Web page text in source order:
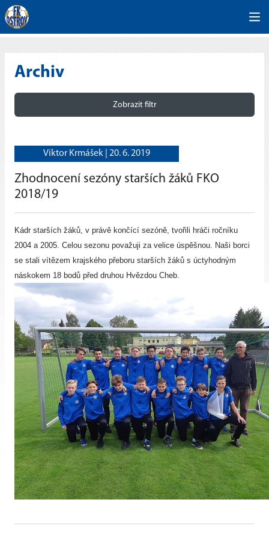
Archiv
Zobrazit filtr
Viktor Krmášek | 20. 6. 2019
Zhodnocení sezóny starších žáků FKO
2018/19
Kádr starších žáků, v právě končící sezóně, tvořili hráči ročníku
2004 a 2005. Celou sezonu považuji za velice úspěšnou. Naši borci
se stali vítězem krajského přeboru starších žáků s úctyhodným
náskokem 18 bodů před druhou Hvězdou Cheb.